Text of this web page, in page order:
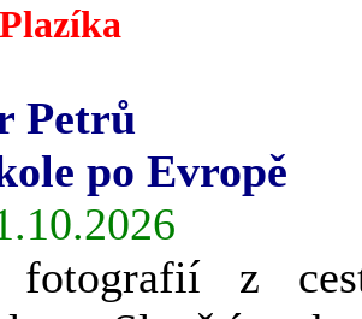
Petrů
po Evropě
fotografií z